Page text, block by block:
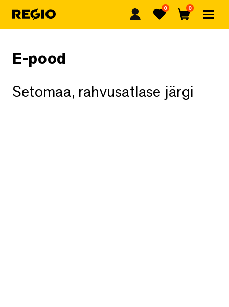
Regio Lemmikud
0
Ostukorv
0
E-pood
Setomaa, rahvusatlase järgi